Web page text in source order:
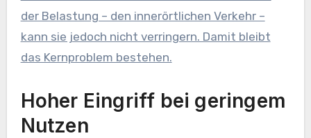
der Belastung – den innerörtlichen Verkehr –
kann sie jedoch nicht verringern. Damit bleibt
das Kernproblem bestehen.
Hoher Eingriff bei geringem
Nutzen